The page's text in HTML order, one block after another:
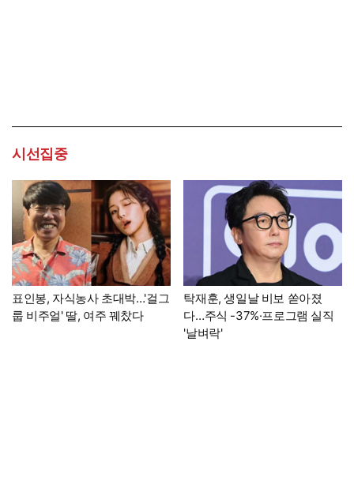
시선집중
표인봉, 자식농사 초대박…'걸그
룹 비주얼' 딸, 여주 꿰찼다
탁재훈, 생일날 비보 쏟아졌
다…주식 -37%·프로그램 실직
'날벼락'